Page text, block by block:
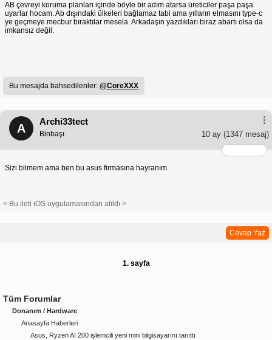
AB çevreyi koruma planları içinde böyle bir adım atarsa üreticiler paşa paşa
uyarlar hocam. Ab dışındaki ülkeleri bağlamaz tabi ama yılların elmasını type-c
ye geçmeye mecbur bıraktılar mesela. Arkadaşın yazdıkları biraz abartı olsa da
imkansız değil.
Bu mesajda bahsedilenler: @CoreXXX
A
Archi33tect
10 ay (1347 mesaj)
Binbaşı
Sizi bilmem ama ben bu asus firmasına hayranım.
< Bu ileti iOS uygulamasından atıldı >
Cevap Yaz
1. sayfa
Tüm Forumlar
Donanım / Hardware
Anasayfa Haberleri
Asus, Ryzen AI 200 işlemcili yeni mini bilgisayarını tanıttı